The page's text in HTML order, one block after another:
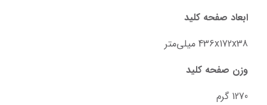
ابعاد صفحه کلید
436x172x38 میلی‌متر
وزن صفحه کلید
1270 گرم